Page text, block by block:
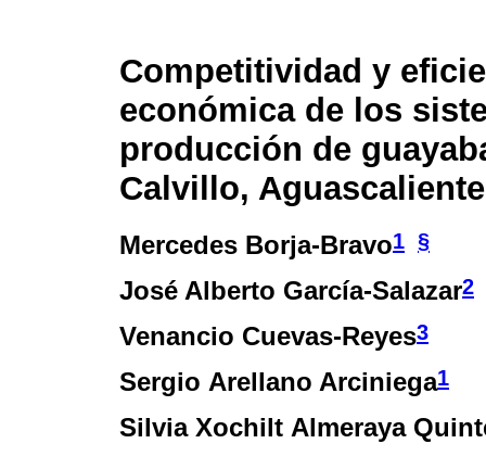
Competitividad y
económica de los
producción de
Calvillo,
Mercedes Borja-Bravo1 §
José Alberto García-Salazar2
Venancio Cuevas-Reyes3
Sergio Arellano Arciniega1
Silvia Xochilt Almeraya